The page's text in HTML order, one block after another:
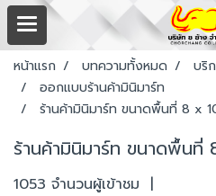
หน้าแรก บทความทั้งหมด
บริ
ออกแบบร้านค้ามินิมาร์ท
ร้านค้ามินิมาร์ท ขนาดพื้นที่ 8 x
ร้านค้ามินิมาร์ท ขนาดพื้นที่
1053 จำนวนผู้เข้าชม |